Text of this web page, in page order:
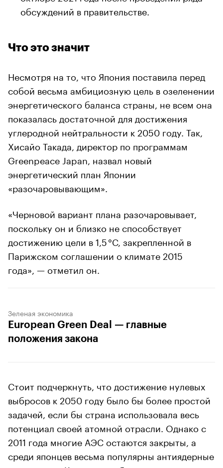
обсуждений в правительстве.
Что это значит
00:00 / 00:00
Несмотря на то, что Япония поставила перед
собой весьма амбициозную цель в озеленении
энергетического баланса страны, не всем она
показалась достаточной для достижения
углеродной нейтральности к 2050 году. Так,
Хисайо Такада, директор по программам
Greenpeace Japan, назвал новый
энергетический план Японии
«разочаровывающим».
«Черновой вариант плана разочаровывает,
поскольку он и близко не способствует
достижению цели в 1,5 °C, закрепленной в
Парижском соглашении о климате 2015
года», — отметил он.
Зеленая экономика
European Green Deal — главные
положения закона
Стоит подчеркнуть, что достижение нулевых
выбросов к 2050 году было бы более простой
задачей, если бы страна использовала весь
потенциал своей атомной отрасли. Однако с
2011 года многие АЭС остаются закрыты, а
среди японцев весьма популярны антиядерные